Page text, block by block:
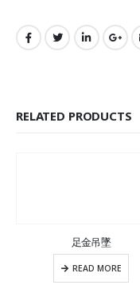
RELATED PRODUCTS
足金吊墜
READ MORE